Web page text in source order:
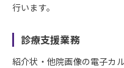
行います。
診療支援業務
紹介状・他院画像の電子カ